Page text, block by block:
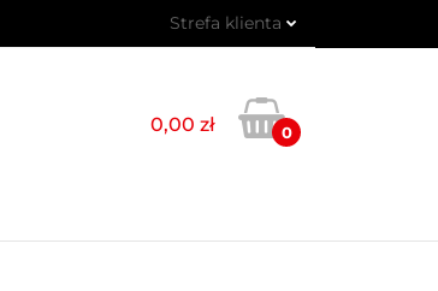
Strefa klienta
Zarejestruj się
Dodaj zgłoszenie
0,00 zł 0